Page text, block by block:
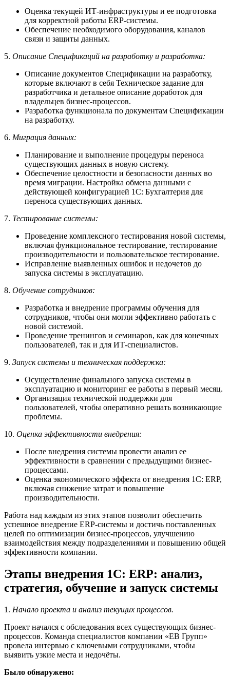
Оценка текущей ИТ-инфраструктуры и ее подготовка
для корректной работы ERP-системы.
Обеспечение необходимого оборудования, каналов
связи и защиты данных.
5. Описание Спецификаций на разработку и разработка:
Описание документов Спецификации на разработку,
которые включают в себя Техническое задание для
разработчика и детальное описание доработок для
владельцев бизнес-процессов.
Разработка функционала по документам Спецификации
на разработку.
6. Миграция данных:
Планирование и выполнение процедуры переноса
существующих данных в новую систему.
Обеспечение целостности и безопасности данных во
время миграции. Настройка обмена данными с
действующей конфигурацией 1С: Бухгалтерия для
переноса существующих данных.
7. Тестирование системы:
Проведение комплексного тестирования новой системы,
включая функциональное тестирование, тестирование
производительности и пользовательское тестирование.
Исправление выявленных ошибок и недочетов до
запуска системы в эксплуатацию.
8. Обучение сотрудников:
Разработка и внедрение программы обучения для
сотрудников, чтобы они могли эффективно работать с
новой системой.
Проведение тренингов и семинаров, как для конечных
пользователей, так и для ИТ-специалистов.
9. Запуск системы и техническая поддержка:
Осуществление финального запуска системы в
эксплуатацию и мониторинг ее работы в первый месяц.
Организация технической поддержки для
пользователей, чтобы оперативно решать возникающие
проблемы.
10. Оценка эффективности внедрения:
После внедрения системы провести анализ ее
эффективности в сравнении с предыдущими бизнес-
процессами.
Оценка экономического эффекта от внедрения 1С: ERP,
включая снижение затрат и повышение
производительности.
Работа над каждым из этих этапов позволит обеспечить
успешное внедрение ERP-системы и достичь поставленных
целей по оптимизации бизнес-процессов, улучшению
взаимодействия между подразделениями и повышению общей
эффективности компании.
Этапы внедрения 1С: ERP: анализ,
стратегия, обучение и запуск системы
1. Начало проекта и анализ текущих процессов.
Проект начался с обследования всех существующих бизнес-
процессов. Команда специалистов компании «ЕВ Групп»
провела интервью с ключевыми сотрудниками, чтобы
выявить узкие места и недочёты.
Было обнаружено: